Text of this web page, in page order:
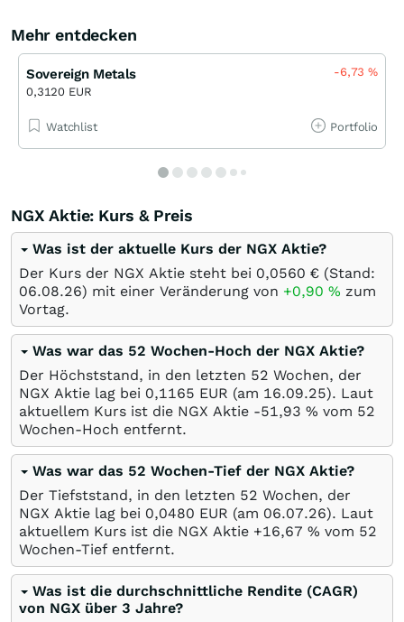
Mehr entdecken
Sovereign Metals
0,3120 EUR
-6,73%
Watchlist Portfolio
NGX Aktie: Kurs & Preis
Was ist der aktuelle Kurs der NGX Aktie?
Der Kurs der NGX Aktie steht bei 0,0560 € (Stand:
06.08.26) mit einer Veränderung von +0,90 % zum
Vortag.
Was war das 52 Wochen-Hoch der NGX Aktie?
Der Höchststand, in den letzten 52 Wochen, der
NGX Aktie lag bei 0,1165 EUR (am 16.09.25). Laut
aktuellem Kurs ist die NGX Aktie -51,93 % vom 52
Wochen-Hoch entfernt.
Was war das 52 Wochen-Tief der NGX Aktie?
Der Tiefststand, in den letzten 52 Wochen, der
NGX Aktie lag bei 0,0480 EUR (am 06.07.26). Laut
aktuellem Kurs ist die NGX Aktie +16,67 % vom 52
Wochen-Tief entfernt.
Was ist die durchschnittliche Rendite (CAGR)
von NGX über 3 Jahre?